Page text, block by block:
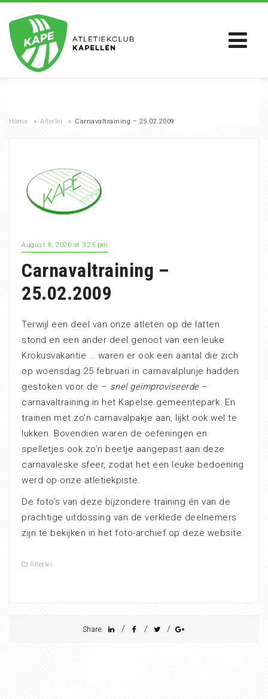
Home › Allerlei › Carnavaltraining – 25.02.2009
August 8, 2026 at 3:25 pm
Carnavaltraining –
25.02.2009
Terwijl een deel van onze atleten op de latten
stond en een ander deel genoot van een leuke
Krokusvakantie … waren er ook een aantal die zich
op woensdag 25 februari in carnavalplunje hadden
gestoken voor de – snel geïmproviseerde–
carnavaltraining in het Kapelse gemeentepark. En
trainen met zo’n carnavalpakje aan, lijkt ook wel te
lukken. Bovendien waren de oefeningen en
spelletjes ook zo’n beetje aangepast aan deze
carnavaleske sfeer, zodat het een leuke bedoening
werd op onze atletiekpiste.
De foto’s van deze bijzondere training én van de
prachtige uitdossing van de verklede deelnemers
zijn te bekijken in het foto-archief op deze website.
Allerlei
Share: / / /